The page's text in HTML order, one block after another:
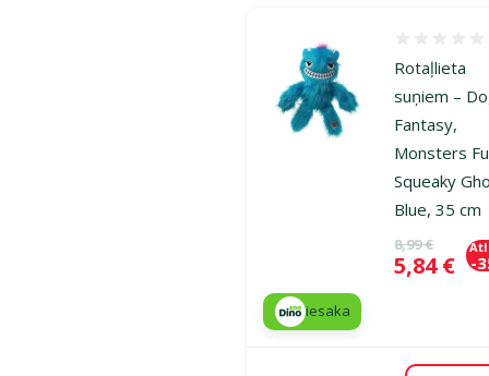
Rotaļlieta
suņiem –
Fantasy,
Monsters
Squeaky
Blue, 35 cm
Oriģinālā
8,99 €
Cena
5,84 € -
iesaka